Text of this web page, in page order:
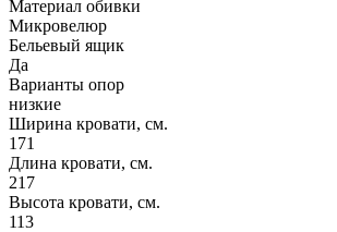
Материал обивки
Микровелюр
Бельевый ящик
Да
Варианты опор
низкие
Ширина кровати, см.
171
Длина кровати, см.
217
Высота кровати, см.
113